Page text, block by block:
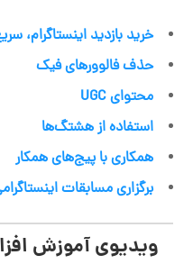
خرید بازدید اینستاگرام،
حذف فالوورهای فیک
محتوای UGC
استفاده از هشتگ‌ها
همکاری با پیج‌های همکار
برگزاری مسابقات
ویدیوی آموزش